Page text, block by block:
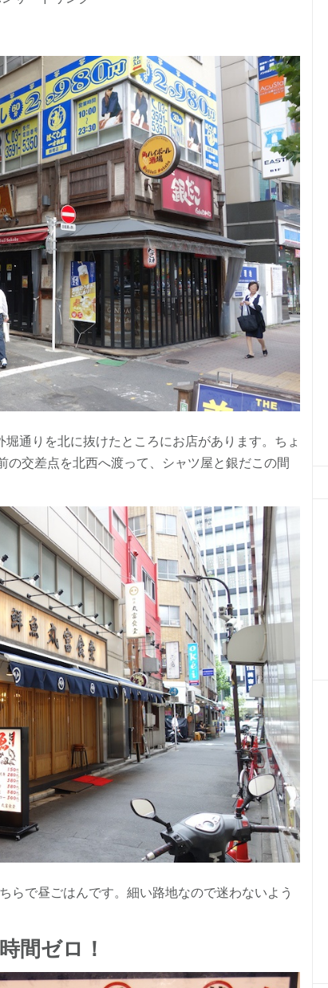
通りを北に抜けたところにお店があります。ちょ
の交差点を北西へ渡って、シャツ屋と銀だこの間
らで昼ごはんです。細い路地なので迷わないよう
間ゼロ！